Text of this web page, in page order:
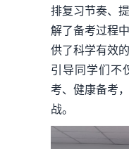
排复习节奏、
解了备考过程
供了科学有效
引导同学们不
考、健康备考
战。